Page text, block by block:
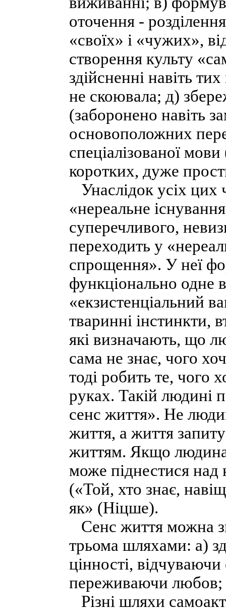
оточення -
«своїх» і «чужих»,
створення культу
здійсненні навіть
не скоювала; д)
(заборонено навіть
основоположних
спеціалізованої
коротких, дуже
Унаслідок усіх
«нереальне
суперечливого,
переходить у
спрощення». У неї
функціонально одне
«екзистенціальний
тваринні інстинкти,
які визначають, що
сама не знає, чого
тоді робить те, чого
руках. Такій людині
сенс життя». Не
життя, а життя
життям. Якщо людина
може піднестися
(«Той, хто знає,
як» (Ніцше).
Сенс життя можна
трьома шляхами: а)
цінності,
переживаючи
Різні шляхи